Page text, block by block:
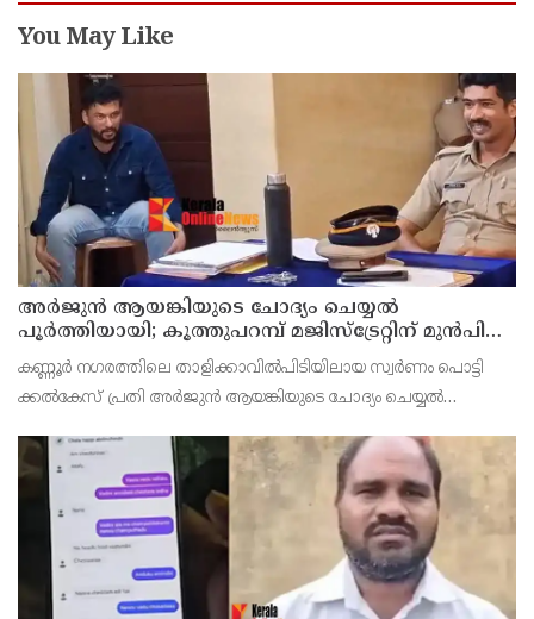
You May Like
അര്‍ജുന്‍ ആയങ്കിയുടെ ചോദ്യം ചെയ്യല്‍
പൂര്‍ത്തിയായി; കൂത്തുപറമ്പ് മജിസ്ട്രേറ്റിന് മുൻപില്‍
ഹാജരാക്കും
കണ്ണൂർ നഗരത്തിലെ താളിക്കാവിൽപിടിയിലായ സ്വർണം പൊട്ടി
ക്കൽകേസ് പ്രതി അര്‍ജുന്‍ ആയങ്കിയുടെ ചോദ്യം ചെയ്യല്‍